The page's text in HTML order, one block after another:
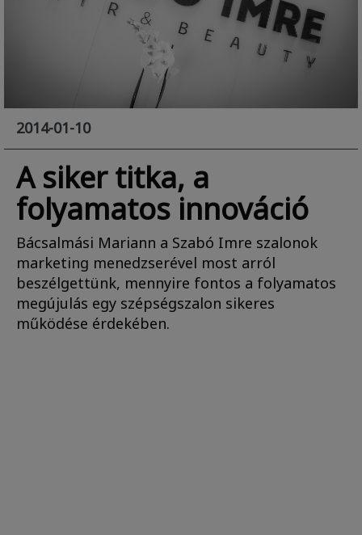
2014-01-10
A siker titka, a
folyamatos innováció
Bácsalmási Mariann a Szabó Imre szalonok
marketing menedzserével most arról
beszélgettünk, mennyire fontos a folyamatos
megújulás egy szépségszalon sikeres
működése érdekében.